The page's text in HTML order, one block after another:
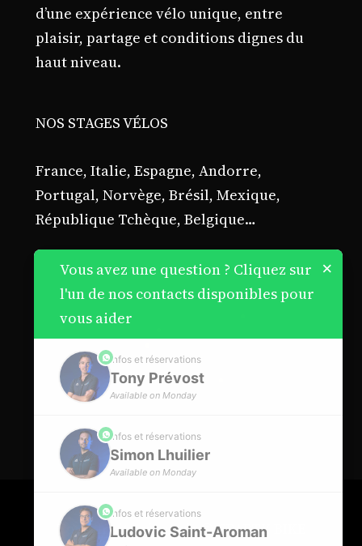
d’une expérience vélo unique, entre
plaisir, partage et conditions dignes du
haut niveau.
NOS STAGES VÉLOS
France, Italie, Espagne, Andorre,
Portugal, Norvège, Brésil, Mexique,
République Tchèque, Belgique…
Tous droits réservés © CPARTY BIKE
×
Vous avez une question ? Cliquez sur
l'un de nos contacts disponibles pour
vous aider
phone Infos et réservations
Tony Prévost
Available on Monday
phone Infos et réservations
Simon Lhuilier
Available on Monday
phone Infos et réservations
Ludovic Saint-Aroman